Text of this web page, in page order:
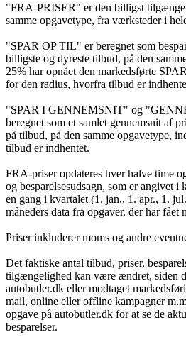
"FRA-PRISER" er den billigst
samme opgavetype, fra værksteder i
"SPAR OP TIL" er beregnet som
billigste og dyreste tilbud, på den
25% har opnået den markedsførte
for den radius, hvorfra tilbud er
"SPAR I GENNEMSNIT" og
beregnet som et samlet gennemsnit af
på tilbud, på den samme opgavetype,
tilbud er indhentet.
FRA-priser opdateres hver halve time
og besparelsesudsagn, som er angivet i
en gang i kvartalet (1. jan., 1. apr., 1.
måneders data fra opgaver, der har fået
Priser inkluderer moms og andre
Det faktiske antal tilbud, priser,
tilgængelighed kan være ændret, siden
autobutler.dk eller modtaget
mail, online eller offline kampagner
opgave på autobutler.dk for at se de
besparelser.